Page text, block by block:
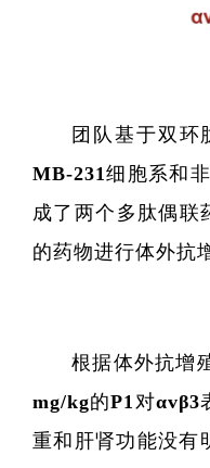
团队基于双环
MB-231细胞系和
成了两个多肽偶联
的药物进行体外抗
根据体外抗增
mg/kg的P1对αvβ3
重和肝肾功能没有